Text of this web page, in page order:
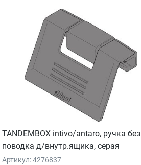
TANDEMBOX intivo/antaro, ручка без
поводка д/внутр.ящика, серая
Артикул: 4276837